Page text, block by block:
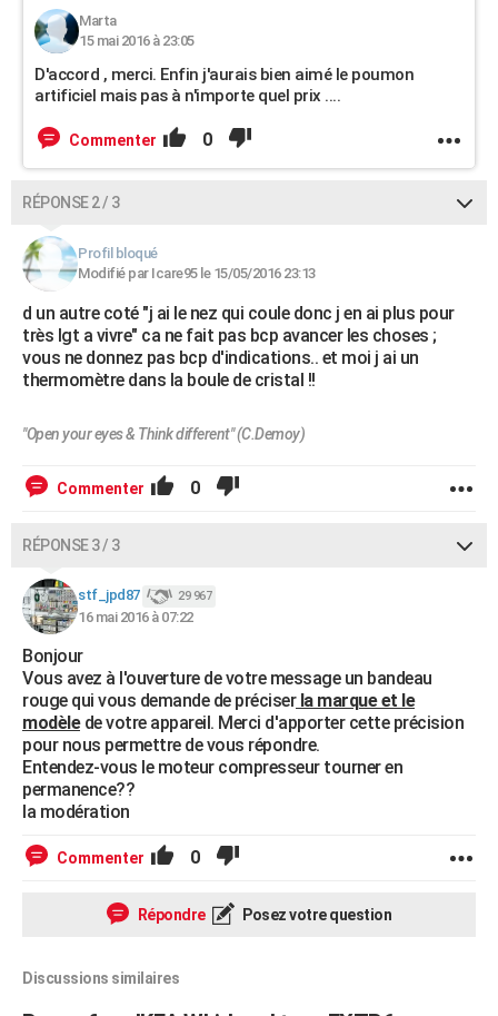
Marta
15 mai 2016 à 23:05
D'accord , merci. Enfin j'aurais bien aimé le poumon
artificiel mais pas à n'importe quel prix ....
Commenter 0
RÉPONSE 2 / 3
Profil bloqué
Modifié par Icare95 le 15/05/2016 23:13
d un autre coté "j ai le nez qui coule donc j en ai plus pour
très lgt a vivre" ca ne fait pas bcp avancer les choses ;
vous ne donnez pas bcp d'indications.. et moi j ai un
thermomètre dans la boule de cristal !!
"Open your eyes & Think different" (C.Demoy)
Commenter 0
RÉPONSE 3 / 3
stf_jpd87 29 967
16 mai 2016 à 07:22
Bonjour
Vous avez à l'ouverture de votre message un bandeau
rouge qui vous demande de préciserla marque et le
modèlede votre appareil. Merci d'apporter cette précision
pour nous permettre de vous répondre.
Entendez-vous le moteur compresseur tourner en
permanence??
la modération
Commenter 0
Répondre Posez votre question
Discussions similaires